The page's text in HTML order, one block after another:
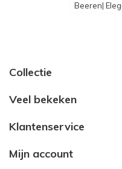
Beeren|
Collectie
Veel bekeken
Klantenservice
Mijn account